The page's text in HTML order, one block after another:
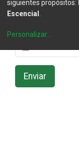
Enviar
siguientes propósitos:
Escencial
Personalizar...